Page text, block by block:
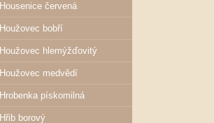
Housenice červená
Houžovec bobří
Houžovec hlemýžďovitý
Houžovec medvědí
Hrobenka pískomilná
Hřib borový